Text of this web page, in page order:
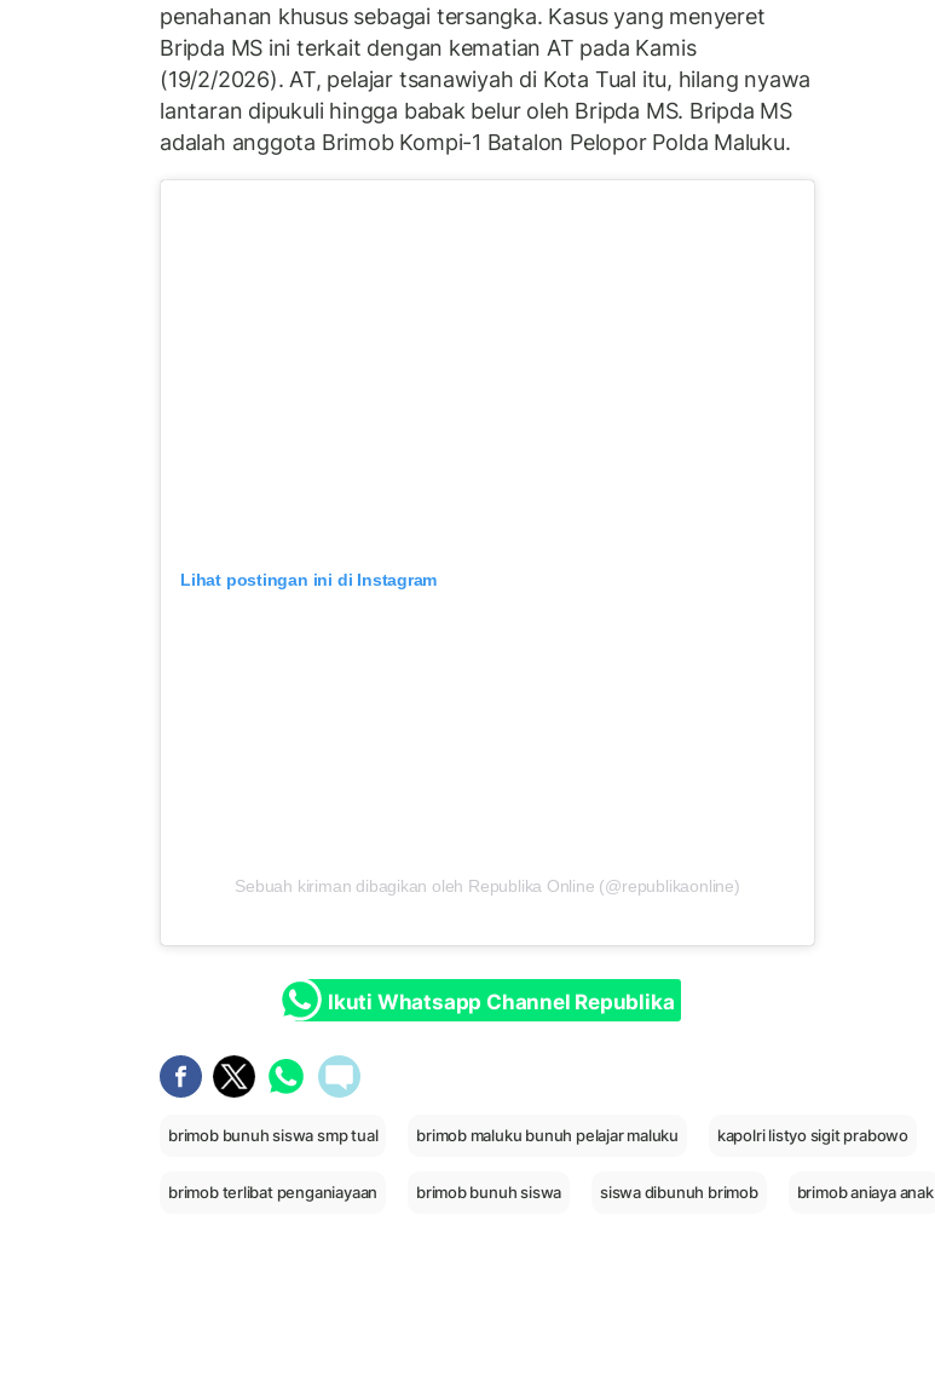
penahanan khusus sebagai tersangka. Kasus yang menyeret
Bripda MS ini terkait dengan kematian AT pada Kamis
(19/2/2026). AT, pelajar tsanawiyah di Kota Tual itu, hilang nyawa
lantaran dipukuli hingga babak belur oleh Bripda MS. Bripda MS
adalah anggota Brimob Kompi-1 Batalon Pelopor Polda Maluku.
Lihat postingan ini di Instagram
Sebuah kiriman dibagikan oleh Republika Online (@republikaonline)
Ikuti Whatsapp Channel Republika
brimob bunuh siswa smp tual brimob maluku bunuh pelajar maluku kapolri listyo sigit prabowo
brimob terlibat penganiayaan brimob bunuh siswa siswa dibunuh brimob brimob aniaya anak